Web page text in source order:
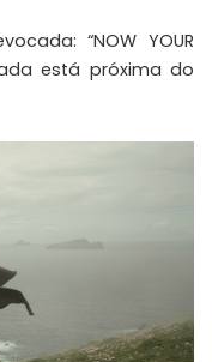
“NOW YOUR
está próxima do